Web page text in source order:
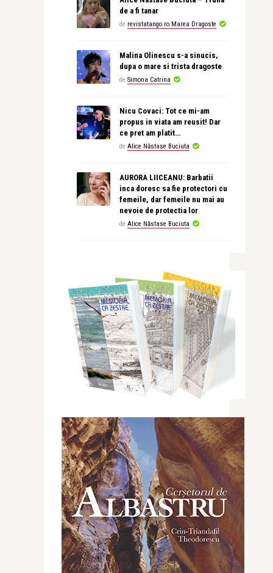
de a fi tanar
de revistatango.ro Marea Dragoste
Malina Olinescu s-a sinucis,
dupa o mare si trista dragoste
de Simona Catrina
Nicu Covaci: Tot ce mi-am
propus in viata am reusit! Dar
ce pret am platit…
de Alice Năstase Buciuta
AURORA LIICEANU: Barbatii
inca doresc sa fie protectori cu
femeile, dar femeile nu mai au
nevoie de protectia lor
de Alice Năstase Buciuta